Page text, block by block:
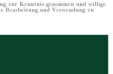
zur Kenntnis genommen und willige
Bearbeitung und Verwendung zu